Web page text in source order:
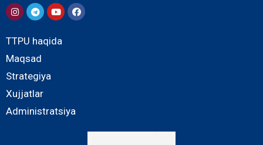
TTPU haqida
Maqsad
Strategiya
Xujjatlar
Administratsiya